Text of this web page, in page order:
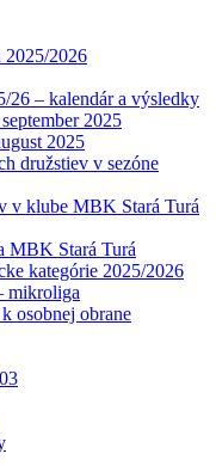
2025/2026
26 – kalendár a výsledky
2025
2025
družstiev v sezóne
v klube MBK Stará Turá
MBK Stará Turá
kategórie 2025/2026
mikroliga
osobnej obrane